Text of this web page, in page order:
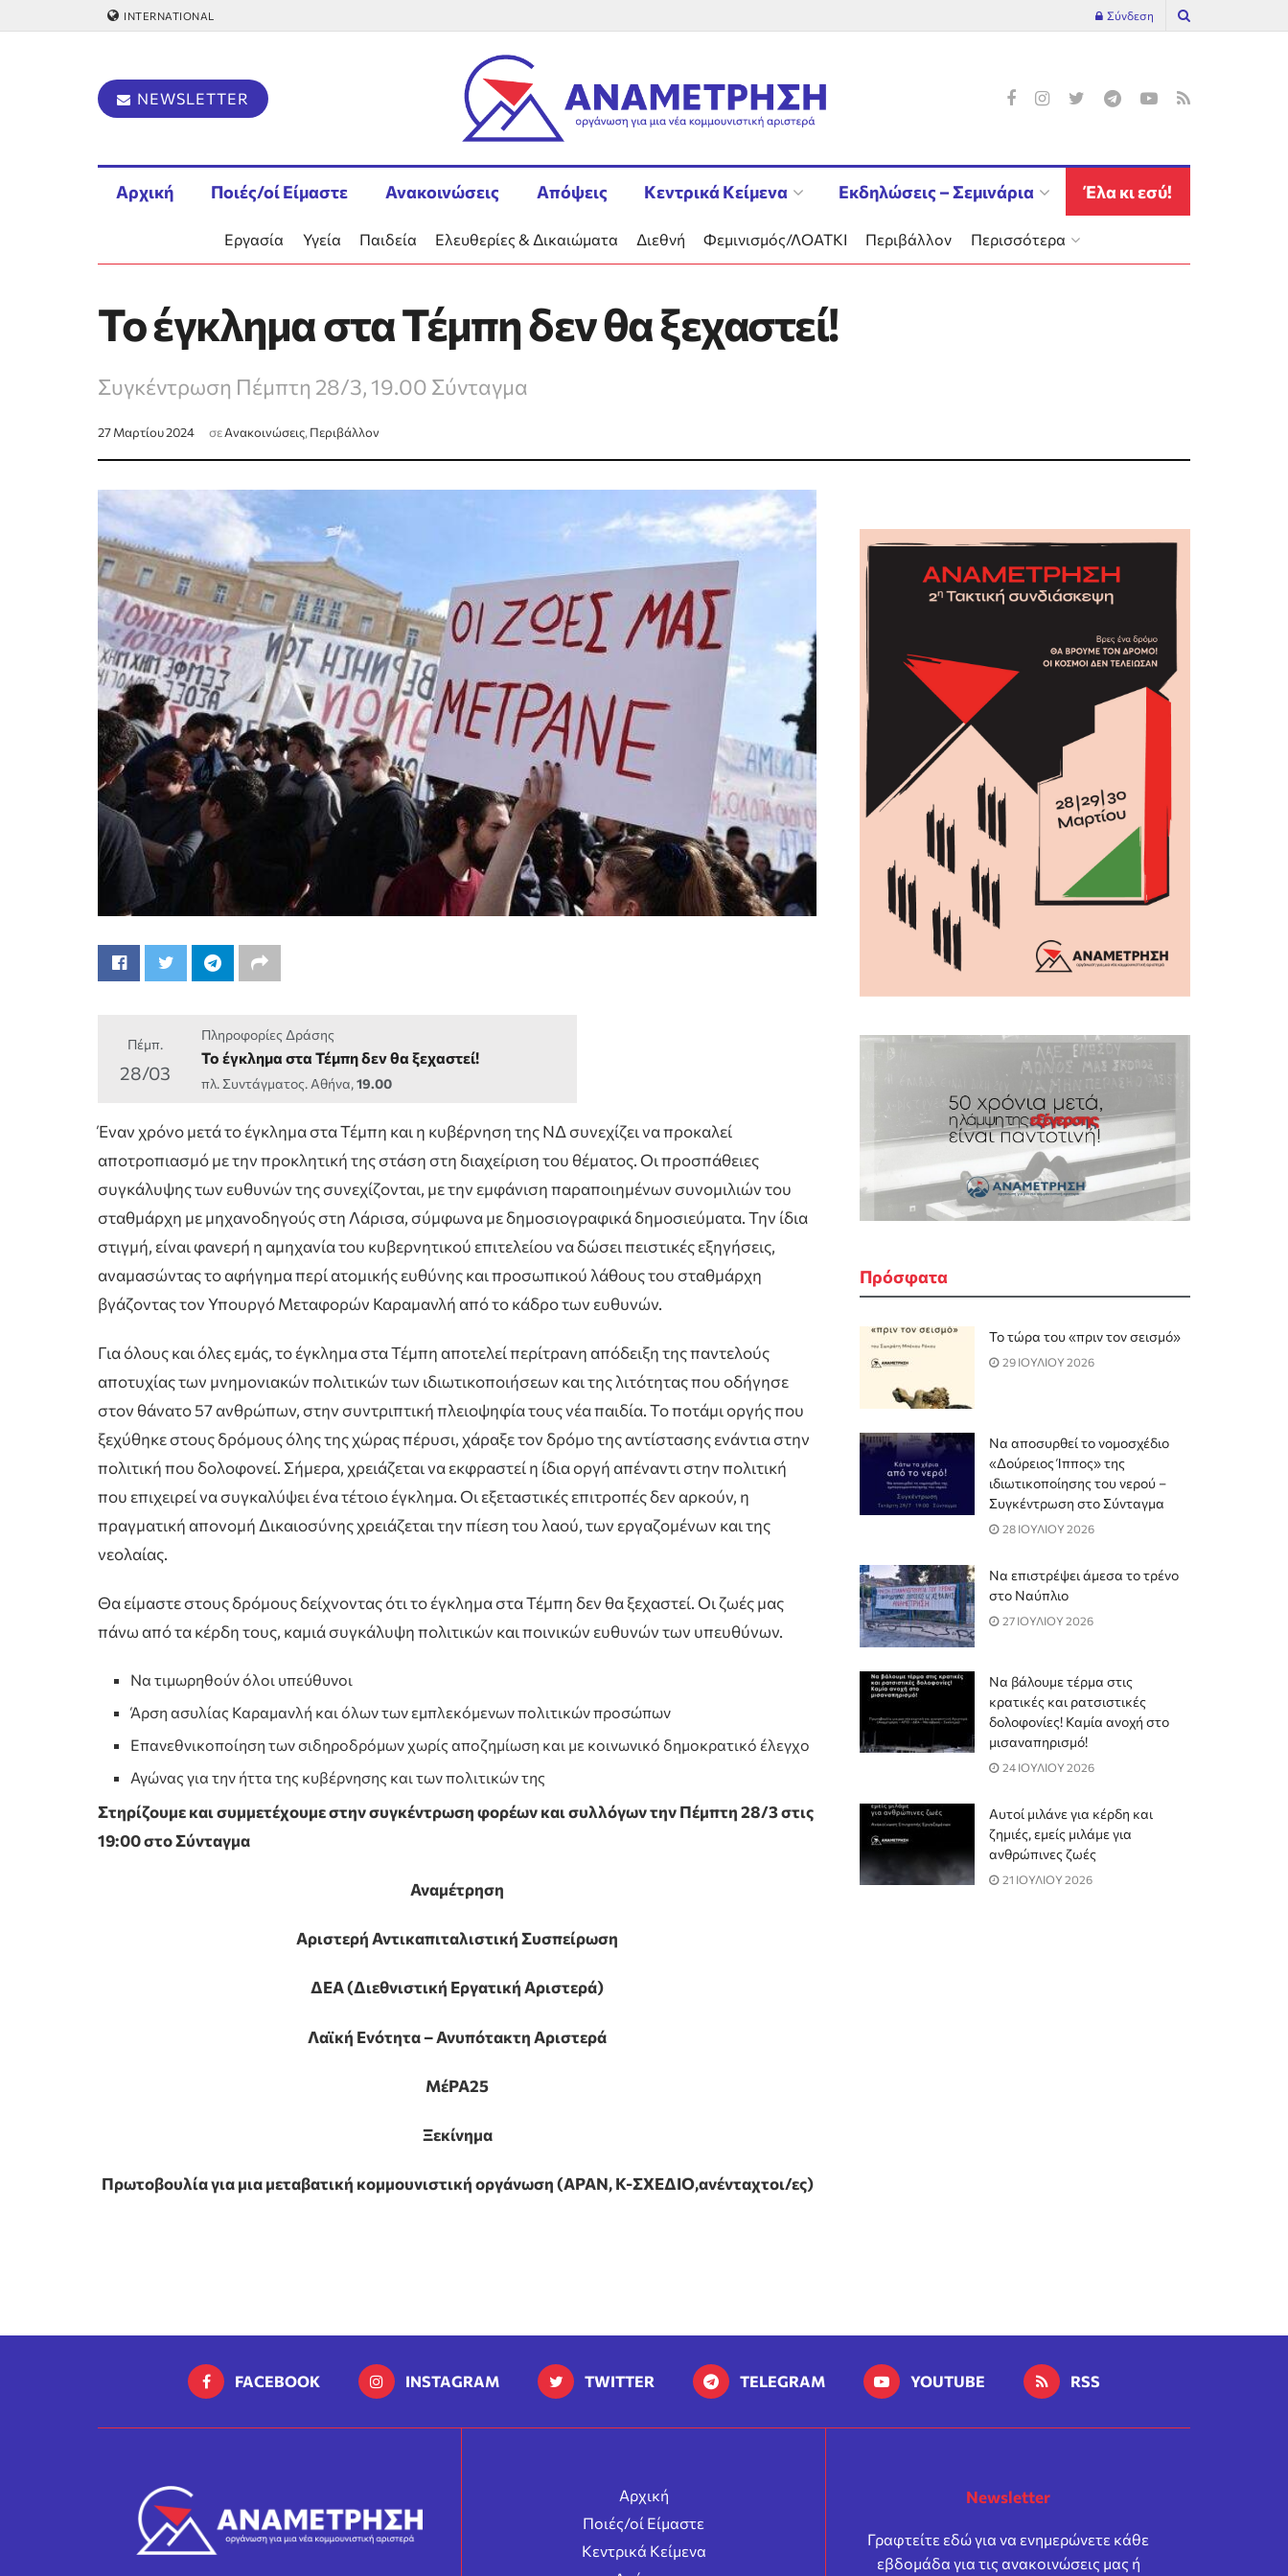
INTERNATIONAL Σύνδεση
NEWSLETTER
Αρχική Ποιές/οί Είμαστε Ανακοινώσεις Απόψεις Κεντρικά Κείμενα Εκδηλώσεις – Σεμινάρια Έλα κι εσύ!
Εργασία Υγεία Παιδεία Ελευθερίες & Δικαιώματα Διεθνή Φεμινισμός/ΛΟΑΤΚΙ Περιβάλλον Περισσότερα
Το έγκλημα στα Τέμπη δεν θα ξεχαστεί!
Συγκέντρωση Πέμπτη 28/3, 19.00 Σύνταγμα
27 Μαρτίου 2024 σεΑνακοινώσεις, Περιβάλλον
Πληροφορίες Δράσης
Πέμπ.
28/03
Το έγκλημα στα Τέμπη δεν θα ξεχαστεί!
πλ. Συντάγματος. Αθήνα,19.00
Έναν χρόνο μετά το έγκλημα στα Τέμπη και η κυβέρνηση της ΝΔ συνεχίζει να προκαλεί
αποτροπιασμό με την προκλητική της στάση στη διαχείριση του θέματος. Οι προσπάθειες
συγκάλυψης των ευθυνών της συνεχίζονται, με την εμφάνιση παραποιημένων συνομιλιών του
σταθμάρχη με μηχανοδηγούς στη Λάρισα, σύμφωνα με δημοσιογραφικά δημοσιεύματα. Την ίδια
στιγμή, είναι φανερή η αμηχανία του κυβερνητικού επιτελείου να δώσει πειστικές εξηγήσεις,
αναμασώντας το αφήγημα περί ατομικής ευθύνης και προσωπικού λάθους του σταθμάρχη
βγάζοντας τον Υπουργό Μεταφορών Καραμανλή από το κάδρο των ευθυνών.
Για όλους και όλες εμάς, το έγκλημα στα Τέμπη αποτελεί περίτρανη απόδειξη της παντελούς
αποτυχίας των μνημονιακών πολιτικών των ιδιωτικοποιήσεων και της λιτότητας που οδήγησε
στον θάνατο 57 ανθρώπων, στην συντριπτική πλειοψηφία τους νέα παιδία. Το ποτάμι οργής που
ξεχύθηκε στους δρόμους όλης της χώρας πέρυσι, χάραξε τον δρόμο της αντίστασης ενάντια στην
πολιτική που δολοφονεί. Σήμερα, χρειάζεται να εκφραστεί η ίδια οργή απέναντι στην πολιτική
που επιχειρεί να συγκαλύψει ένα τέτοιο έγκλημα. Οι εξεταστικές επιτροπές δεν αρκούν, η
πραγματική απονομή Δικαιοσύνης χρειάζεται την πίεση του λαού, των εργαζομένων και της
νεολαίας.
Θα είμαστε στους δρόμους δείχνοντας ότι το έγκλημα στα Τέμπη δεν θα ξεχαστεί. Οι ζωές μας
πάνω από τα κέρδη τους, καμιά συγκάλυψη πολιτικών και ποινικών ευθυνών των υπευθύνων.
Να τιμωρηθούν όλοι υπεύθυνοι
Άρση ασυλίας Καραμανλή και όλων των εμπλεκόμενων πολιτικών προσώπων
Επανεθνικοποίηση των σιδηροδρόμων χωρίς αποζημίωση και με κοινωνικό δημοκρατικό έλεγχο
Αγώνας για την ήττα της κυβέρνησης και των πολιτικών της
Στηρίζουμε και συμμετέχουμε στην συγκέντρωση φορέων και συλλόγων την Πέμπτη 28/3 στις
19:00 στο Σύνταγμα
Αναμέτρηση
Αριστερή Αντικαπιταλιστική Συσπείρωση
ΔΕΑ (Διεθνιστική Εργατική Αριστερά)
Λαϊκή Ενότητα – Ανυπότακτη Αριστερά
ΜέΡΑ25
Ξεκίνημα
Πρωτοβουλία για μια μεταβατική κομμουνιστική οργάνωση (ΑΡΑΝ, Κ-ΣΧΕΔΙΟ,ανένταχτοι/ες)
Πρόσφατα
Το τώρα του «πριν τον σεισμό»
29 ΙΟΥΛΙΟΥ 2026
Να αποσυρθεί το νομοσχέδιο
«Δούρειος Ίππος» της
ιδιωτικοποίησης του νερού –
Συγκέντρωση στο Σύνταγμα
28 ΙΟΥΛΙΟΥ 2026
Να επιστρέψει άμεσα το τρένο
στο Ναύπλιο
27 ΙΟΥΛΙΟΥ 2026
Να βάλουμε τέρμα στις
κρατικές και ρατσιστικές
δολοφονίες! Καμία ανοχή στο
μισαναπηρισμό!
24 ΙΟΥΛΙΟΥ 2026
Αυτοί μιλάνε για κέρδη και
ζημιές, εμείς μιλάμε για
ανθρώπινες ζωές
21 ΙΟΥΛΙΟΥ 2026
FACEBOOK INSTAGRAM TWITTER TELEGRAM YOUTUBE RSS
Αρχική
Ποιές/οί Είμαστε
Κεντρικά Κείμενα
Newsletter
Γραφτείτε εδώ για να ενημερώνετε κάθε
εβδομάδα για τις ανακοινώσεις μας ή